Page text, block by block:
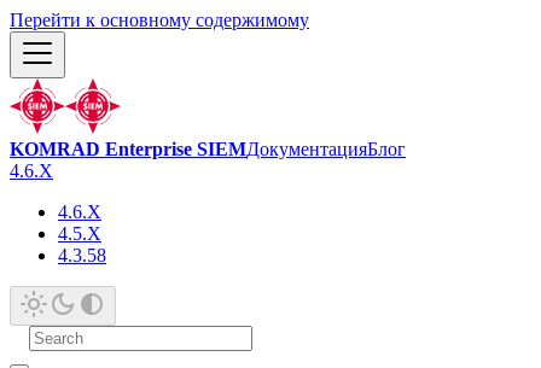
Перейти к основному содержимому
KOMRAD Enterprise SIEMДокументацияБлог
4.6.X
4.6.X
4.5.X
4.3.58